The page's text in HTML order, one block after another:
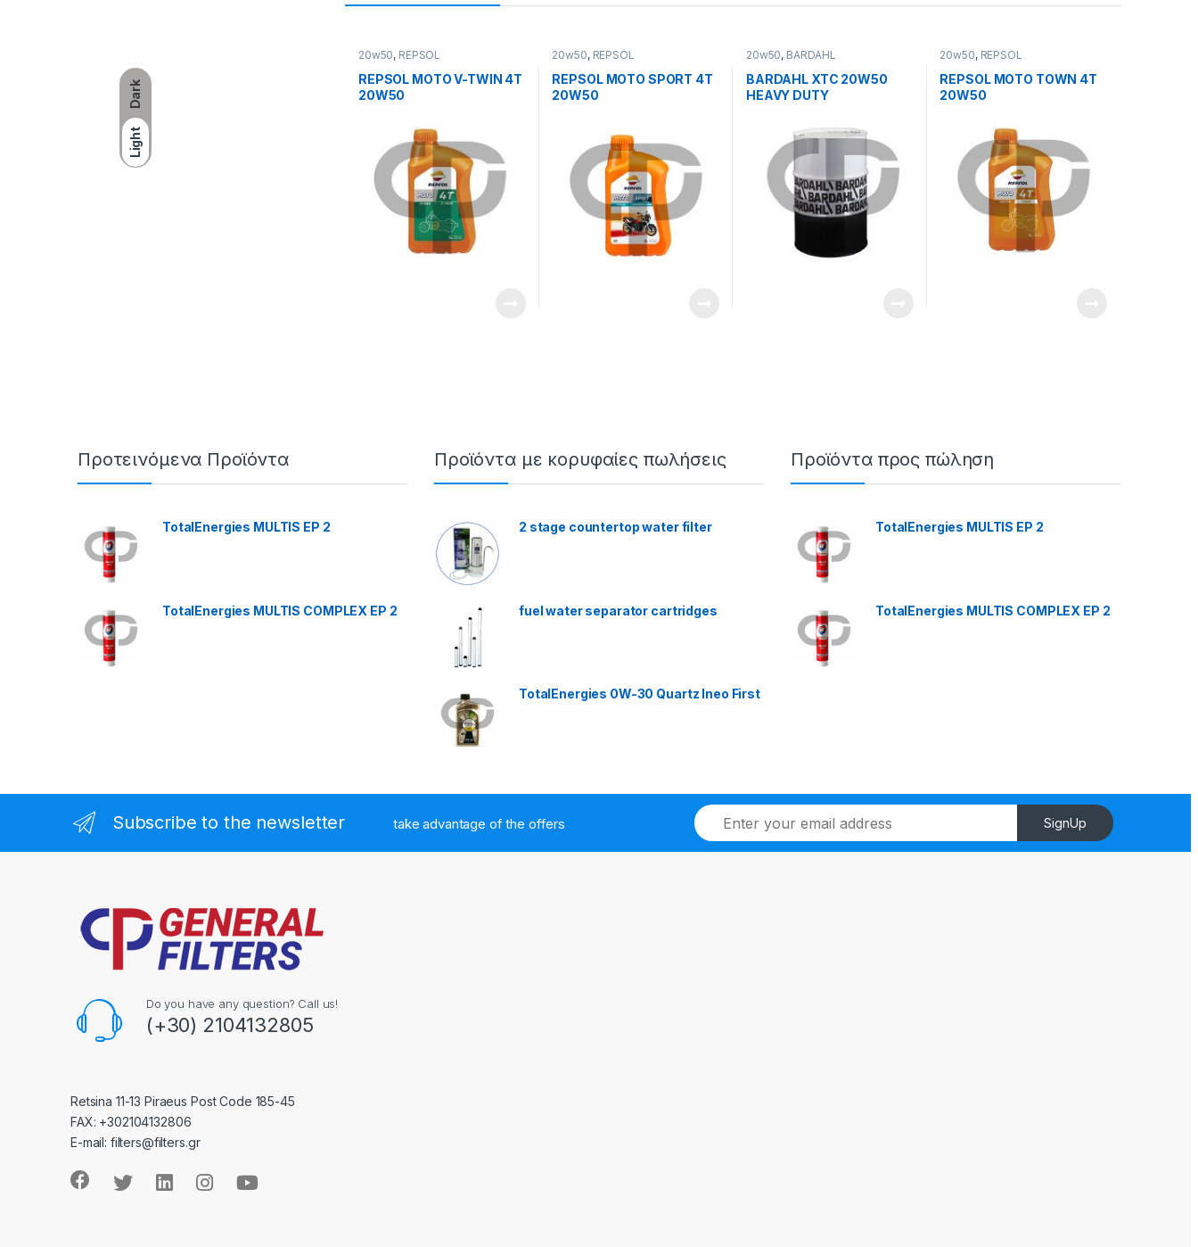
Dark
Light
20w50, REPSOL
REPSOL MOTO V-TWIN 4T
20W50
20w50, REPSOL
REPSOL MOTO SPORT 4T
20W50
20w50, BARDAHL
BARDAHL XTC 20W50
HEAVY DUTY
20w50, REPSOL
REPSOL MOTO TOWN 4T
20W50
Προτεινόμενα Προϊόντα
TotalEnergies MULTIS EP 2
TotalEnergies MULTIS COMPLEX EP 2
Προϊόντα με κορυφαίες πωλήσεις
2 stage countertop water filter
fuel water separator cartridges
TotalEnergies 0W-30 Quartz Ineo First
Προϊόντα προς πώληση
TotalEnergies MULTIS EP 2
TotalEnergies MULTIS COMPLEX EP 2
Subscribe to the newsletter take advantage of the offers SignUp
Do you have any question? Call us!
(+30) 2104132805
Retsina 11-13 Piraeus Post Code 185-45
FAX: +302104132806
E-mail: filters@filters.gr